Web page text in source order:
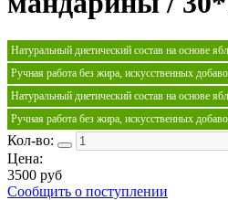
Натуральный диетический состав на основе
Ручная работа без жира, искусственных
Натуральный диетический состав на основе
Ручная работа без жира, искусственных
Кол-во:
Цена:
3500 руб
Сообщить о поступлении